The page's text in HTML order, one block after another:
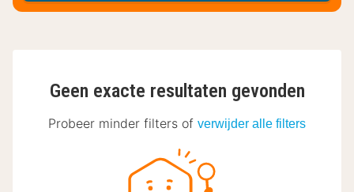
Geen exacte resultaten gevonden
Probeer minder filters of verwijder alle filters